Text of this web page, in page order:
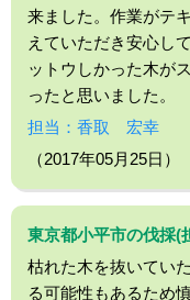
来ました。作業がテ
えていただき安心し
ットウしかった木が
ったと思いました。
担当：香取 宏幸
（2017年05月25日）
東京都小平市の伐採(
枯れた木を抜いてい
る可能性もあるため